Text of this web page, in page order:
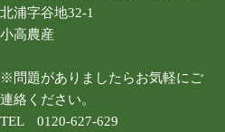
北浦字谷地32-1
小高農産
※問題がありましたらお気軽にご
連絡ください。
TEL 0120-627-629